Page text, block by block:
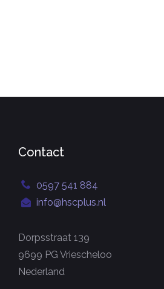
Contact
0597 541 884
info@hscplus.nl
Dorpsstraat 139
9699 PG Vriescheloo
Nederland